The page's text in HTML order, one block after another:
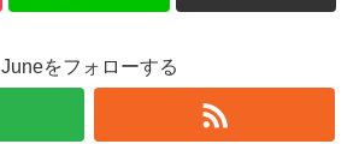
Juneをフォローする